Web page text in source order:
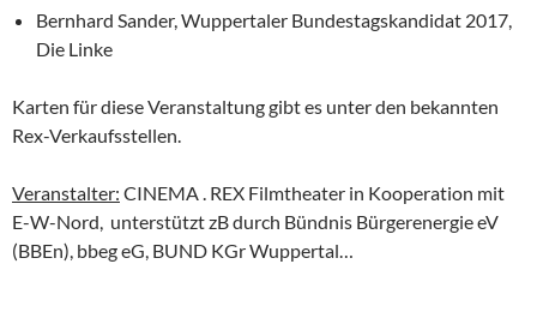
Bernhard Sander, Wuppertaler Bundestagskandidat 2017,
Die Linke
Karten für diese Veranstaltung gibt es unter den bekannten
Rex-Verkaufsstellen.
Veranstalter: CINEMA . REX Filmtheater in Kooperation mit
E-W-Nord, unterstützt zB durch Bündnis Bürgerenergie eV
(BBEn), bbeg eG, BUND KGr Wuppertal…